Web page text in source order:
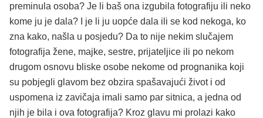
preminula osoba? Je li baš ona izgubila fotografiju ili neko
kome ju je dala? I je li ju uopće dala ili se kod nekoga, ko
zna kako, našla u posjedu? Da to nije nekim slučajem
fotografija žene, majke, sestre, prijateljice ili po nekom
drugom osnovu bliske osobe nekome od prognanika koji
su pobjegli glavom bez obzira spašavajući život i od
uspomena iz zavičaja imali samo par sitnica, a jedna od
njih je bila i ova fotografija? Kroz glavu mi prolazi kako